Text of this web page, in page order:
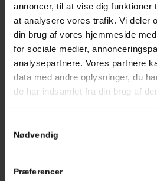
annoncer, til at vise dig funktioner
at analysere vores trafik. Vi deler
din brug af vores hjemmeside
for sociale medier,
analysepartnere. Vores partnere
data med andre oplysninger, du
de har indsamlet fra din brug af
Nødvendig
Præferencer
Efterfyldning af væsker.